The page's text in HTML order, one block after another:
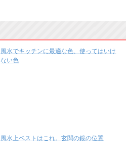
風水でキッチンに最適な色、使ってはいけ
ない色
風水上ベストはこれ。玄関の鏡の位置